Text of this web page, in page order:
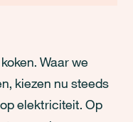
Waar we
kiezen nu steeds
elektriciteit. Op